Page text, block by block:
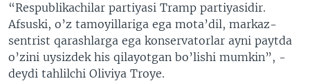
“Respublikachilar partiyasi Tramp partiyasidir.
Afsuski, o’z tamoyillariga ega mota’dil, markaz-
sentrist qarashlarga ega konservatorlar ayni paytda
o’zini uysizdek his qilayotgan bo’lishi mumkin”, -
deydi tahlilchi Oliviya Troye.